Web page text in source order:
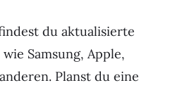
du aktualisierte
Samsung, Apple,
Planst du eine